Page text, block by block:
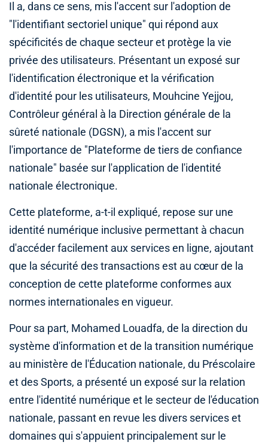
Il a, dans ce sens, mis l'accent sur l'adoption de
"l'identifiant sectoriel unique" qui répond aux
spécificités de chaque secteur et protège la vie
privée des utilisateurs. Présentant un exposé sur
l'identification électronique et la vérification
d'identité pour les utilisateurs, Mouhcine Yejjou,
Contrôleur général à la Direction générale de la
sûreté nationale (DGSN), a mis l'accent sur
l'importance de "Plateforme de tiers de confiance
nationale" basée sur l'application de l'identité
nationale électronique.
Cette plateforme, a-t-il expliqué, repose sur une
identité numérique inclusive permettant à chacun
d'accéder facilement aux services en ligne, ajoutant
que la sécurité des transactions est au cœur de la
conception de cette plateforme conformes aux
normes internationales en vigueur.
Pour sa part, Mohamed Louadfa, de la direction du
système d'information et de la transition numérique
au ministère de l'Éducation nationale, du Préscolaire
et des Sports, a présenté un exposé sur la relation
entre l'identité numérique et le secteur de l'éducation
nationale, passant en revue les divers services et
domaines qui s'appuient principalement sur le